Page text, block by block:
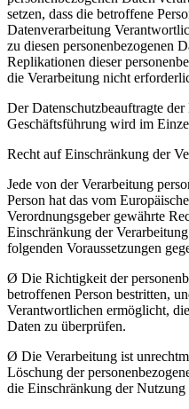
setzen, dass die betroffene
Datenverarbeitung
zu diesen personenbezogenen
Replikationen dieser
die Verarbeitung nicht
Der Datenschutzbeauftragte
Geschäftsführung wird im
Recht auf Einschränkung der
Jede von der Verarbeitung
Person hat das vom
Verordnungsgeber gewährte
Einschränkung der
folgenden Voraussetzungen
Ø Die Richtigkeit der
betroffenen Person bestritten,
Verantwortlichen ermöglicht,
Daten zu überprüfen.
Ø Die Verarbeitung ist
Löschung der
die Einschränkung der Nutzung